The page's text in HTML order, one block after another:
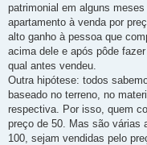
patrimonial em alguns
apartamento à venda por
alto ganho à pessoa que
acima dele e após pôde
qual antes vendeu.
Outra hipótese: todos
baseado no terreno, no
respectiva. Por isso, quem
preço de 50. Mas são várias
100, sejam vendidas pelo